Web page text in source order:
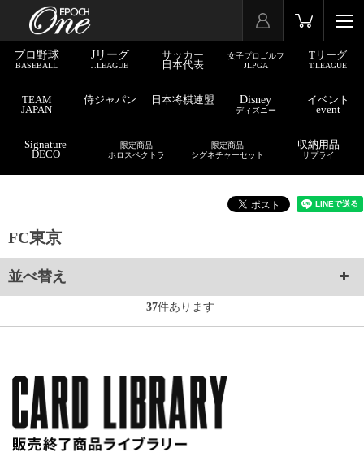
プロ野球
BASEBALL
Jリーグ
J.LEAGUE
サッカー
日本代表
女子プロゴルフ
JLPGA
Tリーグ
T.LEAGUE
TEAM
JAPAN
侍ジャパン 日本将棋連盟 Disney
ディズニー
イベント
event
Signature
DECO
限定商品
ホロスペクトラ
限定商品
シグネチャーセット
収納用品
サプライ
FC東京
並べ替え
37件あります